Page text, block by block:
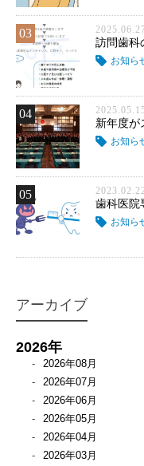
03
訪問歯科
お知ら
04
新年度が
お知ら
05 2023.02.22
歯科医院
お知ら
アーカイブ
2026年
2026年08月
2026年07月
2026年06月
2026年05月
2026年04月
2026年03月